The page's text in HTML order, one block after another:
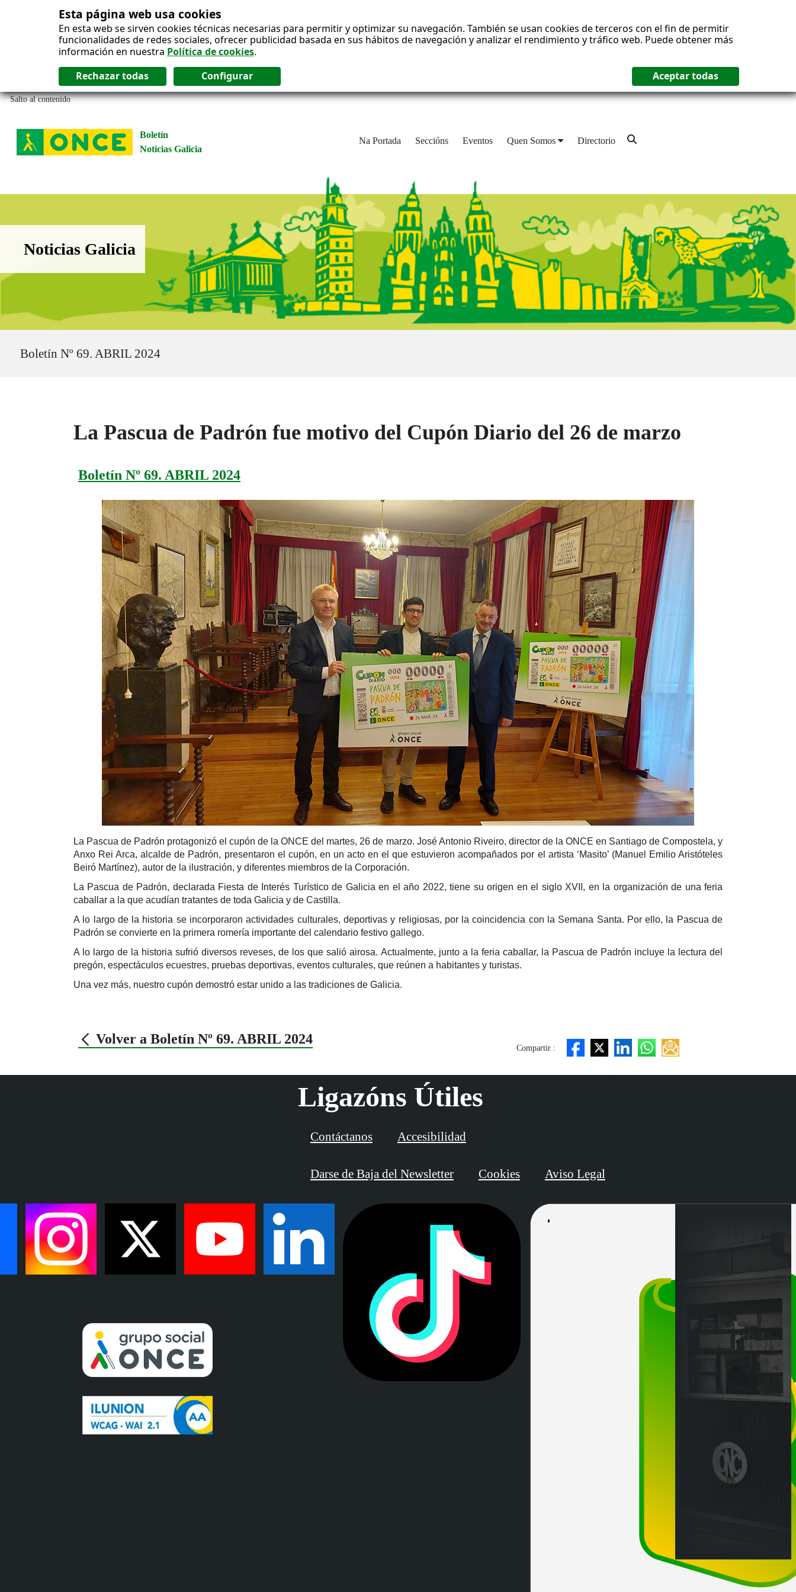
Esta página web usa cookies
En esta web se sirven cookies técnicas necesarias para permitir y optimizar su navegación. También se usan cookies de terceros con el fin de permitir
funcionalidades de redes sociales, ofrecer publicidad basada en sus hábitos de navegación y analizar el rendimiento y tráfico web. Puede obtener más
información en nuestra Política de cookies.
Salto al contenido
Boletín
Noticias Galicia
Na Portada Seccións Eventos Quen Somos Directorio
Boletín Noticias Galicia
Noticias Galicia
Boletín Nº 69. ABRIL 2024
La Pascua de Padrón fue motivo del Cupón Diario del 26 de marzo
Boletín Nº 69. ABRIL 2024
La Pascua de Padrón protagonizó el cupón de la ONCE del martes, 26 de marzo. José Antonio Riveiro, director de la ONCE en Santiago de Compostela, y
Anxo Rei Arca, alcalde de Padrón, presentaron el cupón, en un acto en el que estuvieron acompañados por el artista ‘Masito’ (Manuel Emilio Aristóteles
Beiró Martínez), autor de la ilustración, y diferentes miembros de la Corporación.
La Pascua de Padrón, declarada Fiesta de Interés Turístico de Galicia en el año 2022, tiene su origen en el siglo XVII, en la organización de una feria
caballar a la que acudían tratantes de toda Galicia y de Castilla.
A lo largo de la historia se incorporaron actividades culturales, deportivas y religiosas, por la coincidencia con la Semana Santa. Por ello, la Pascua de
Padrón se convierte en la primera romería importante del calendario festivo gallego.
A lo largo de la historia sufrió diversos reveses, de los que salió airosa. Actualmente, junto a la feria caballar, la Pascua de Padrón incluye la lectura del
pregón, espectáculos ecuestres, pruebas deportivas, eventos culturales, que reúnen a habitantes y turistas.
Una vez más, nuestro cupón demostró estar unido a las tradiciones de Galicia.
Volver a Boletín Nº 69. ABRIL 2024
Compartir :
Ligazóns Útiles
Contáctanos Accesibilidad
Darse de Baja del Newsletter Cookies Aviso Legal